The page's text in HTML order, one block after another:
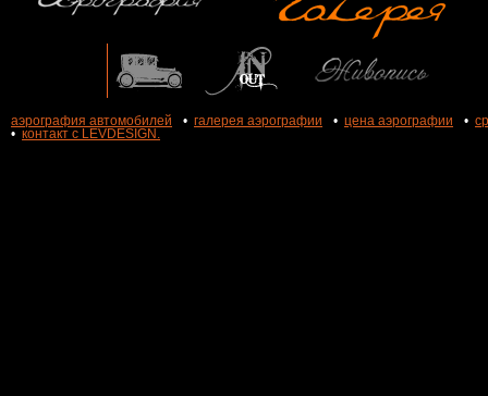
аэрография автомобилей • галерея аэрографии • цена аэрографии •
• контакт с LEVDESIGN.